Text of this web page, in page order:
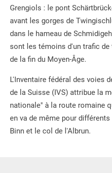
Grengiols : le pont
avant les gorges de
dans le hameau de
sont les témoins d'un trafic
de la fin du Moyen-Âge.
L'Inventaire fédéral des voies
de la Suisse (IVS) attribue la
nationale" à la route romaine
en va de même pour
Binn et le col de l'Albrun.